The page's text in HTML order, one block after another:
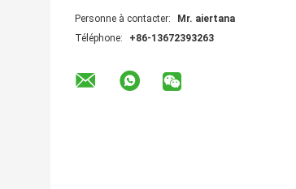
Personne à contacter:
Mr. aiertana
Téléphone:
+86-13672393263